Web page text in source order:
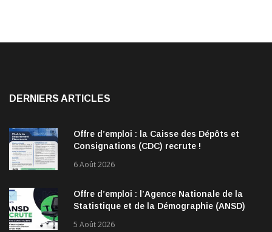
DERNIERS ARTICLES
Offre d’emploi : la Caisse des Dépôts et
Consignations (CDC) recrute !
6 Août 2026
Offre d’emploi : l’Agence Nationale de la
Statistique et de la Démographie (ANSD)
5 Août 2026